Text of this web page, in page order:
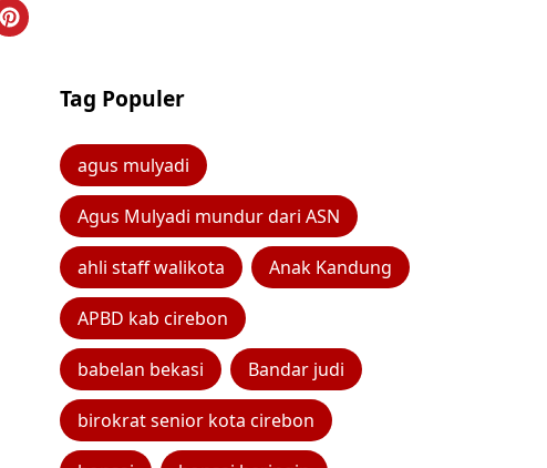
Tag Populer
agus mulyadi
Agus Mulyadi mundur dari ASN
ahli staff walikota Anak Kandung
APBD kab cirebon
babelan bekasi Bandar judi
birokrat senior kota cirebon